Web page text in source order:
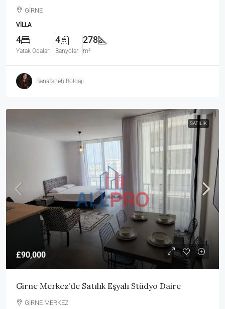
GİRNE
VILLA
4
Yatak Odaları
4
Banyolar
278
m²
Banafsheh Boldaji
SATILIK
£90,000
Girne Merkez’de Satılık Eşyalı Stüdyo Daire
GİRNE MERKEZ